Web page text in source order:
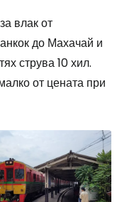
влак от
до Махачай и
струва 10 хил.
от цената при